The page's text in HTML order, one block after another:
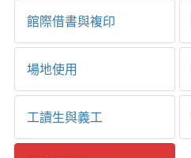
館際借書與複印
場地使用
工讀生與義工